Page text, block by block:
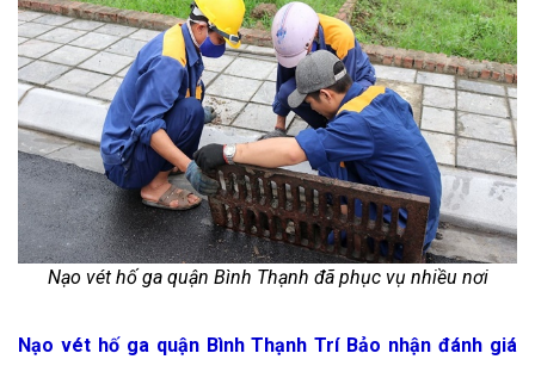
Nạo vét hố ga quận Bình Thạnh đã phục vụ nhiều nơi
Nạo vét hố ga quận Bình Thạnh Trí Bảo nhận đánh giá